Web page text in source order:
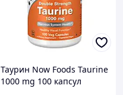
Таурин Now Foods Taurine
1000 mg 100 капсул